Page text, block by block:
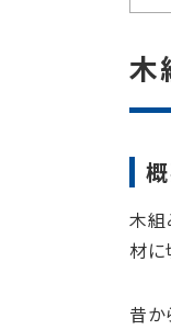
木
木組
材に
昔か